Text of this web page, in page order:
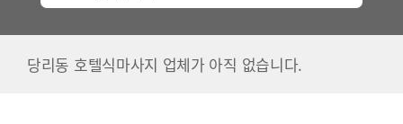
당리동 호텔식마사지 업체가 아직 없습니다.